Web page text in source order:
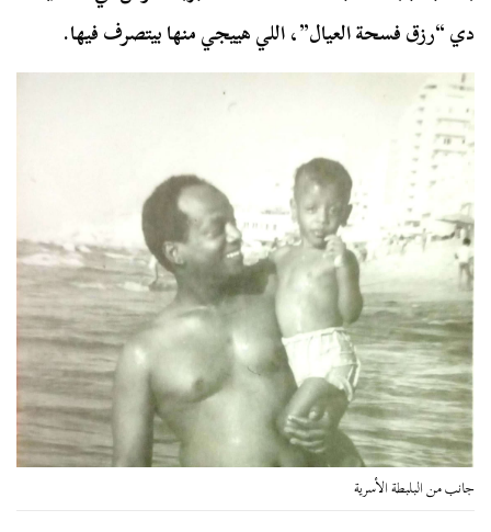
دي “رزق فسحة العيال”، اللي هييجي منها بيتصرف فيها.
جانب من البلبطة الأسرية